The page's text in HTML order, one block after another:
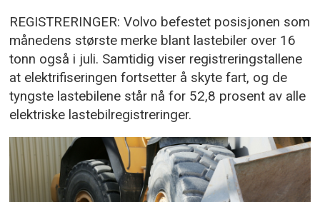
REGISTRERINGER: Volvo befestet posisjonen som
månedens største merke blant lastebiler over 16
tonn også i juli. Samtidig viser registreringstallene
at elektrifiseringen fortsetter å skyte fart, og de
tyngste lastebilene står nå for 52,8 prosent av alle
elektriske lastebilregistreringer.